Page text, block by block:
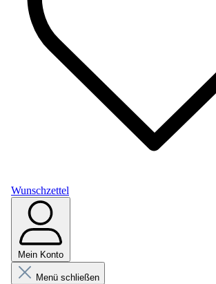
Wunschzettel
Mein Konto
Menü schließen